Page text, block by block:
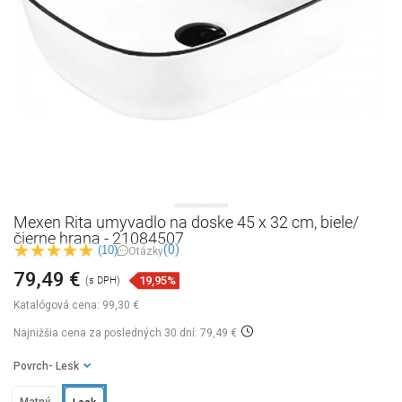
Mexen Rita umyvadlo na doske 45 x 32 cm, biele/
čierne hrana - 21084507
(10) Otázky(0)
Katalógová cena: 99,30 €
79,49 € (s DPH) 19,95%
Najnižšia cena za posledných 30 dní: 79,49 €
Povrch - Lesk